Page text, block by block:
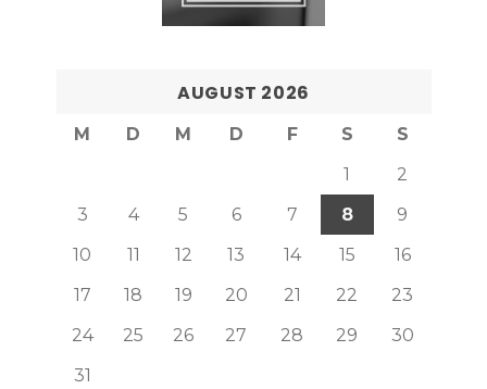
AUGUST 2026
M D M D F S
S
1
2
3
4 5 6 7 8
9
10
11 12 13 14 15
16
17
18 19 20 21 22
23
24
25 26 27 28 29
30
31